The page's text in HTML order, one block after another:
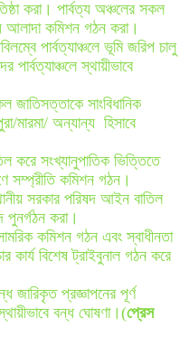
করা। পার্বত্য অঞ্চলের সকল
আলাদা কমিশন গঠন করা।
পার্বত্যাঞ্চলে ভূমি জরিপ চালু
পার্বত্যাঞ্চলে স্থায়ীভাবে
জাতিসত্তাকে সাংবিধানিক
মারমা/ অন্যান্য হিসাবে
করে সংখ্যানুপাতিক ভিত্তিতে
সম্প্রীতি কমিশন গঠন।
সরকার পরিষদ আইন বাতিল
পুনর্গঠন করা।
কমিশন গঠন এবং স্বাধীনতা
কার্য বিশেষ ট্রাইবুনাল গঠন করে
জারিকৃত প্রজ্ঞাপনের পূর্ণ
বন্ধ ঘোষণা।(প্রেস